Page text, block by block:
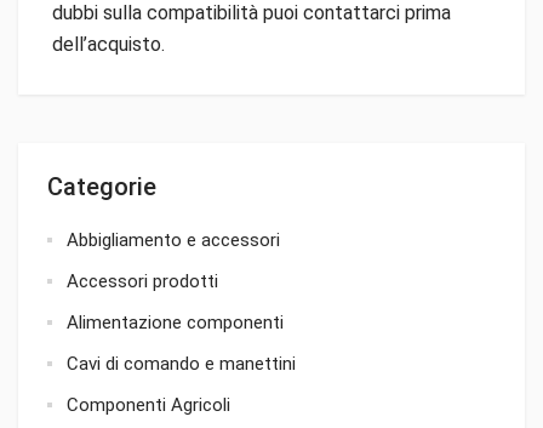
Categorie
Abbigliamento e accessori
Accessori prodotti
Alimentazione componenti
Cavi di comando e manettini
Componenti Agricoli
dubbi sulla compatibilità puoi contattarci prima
dell’acquisto.